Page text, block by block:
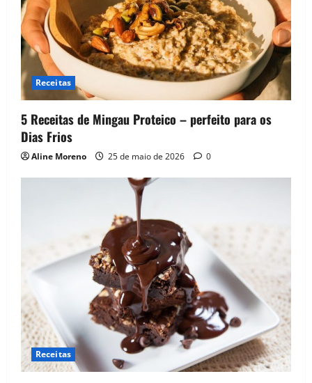
Receitas
5 Receitas de Mingau Proteico – perfeito para os
Dias Frios
Aline Moreno 25 de maio de 2026 0
Receitas